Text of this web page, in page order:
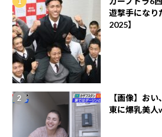
遊撃手になり
2025】
【画像】お
東に爆乳美